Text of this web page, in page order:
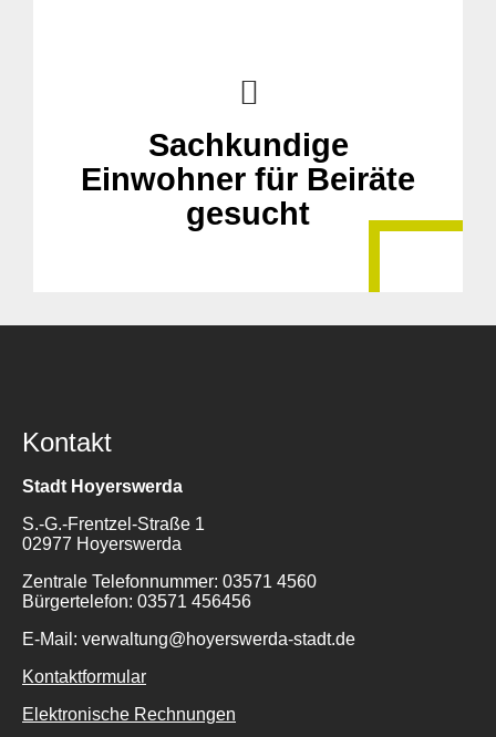
Sachkundige
Einwohner für Beiräte
gesucht
Kontakt
Stadt Hoyerswerda
S.-G.-Frentzel-Straße 1
02977 Hoyerswerda
Zentrale Telefonnummer: 03571 4560
Bürgertelefon: 03571 456456
E-Mail: verwaltung@hoyerswerda-stadt.de
Kontaktformular
Elektronische Rechnungen